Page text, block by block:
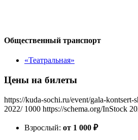
Общественный транспорт
«Театральная»
Цены на билеты
https://kuda-sochi.ru/event/gala-kontsert-
2022/ 1000 https://schema.org/InStock
Взрослый: от 1 000 ₽